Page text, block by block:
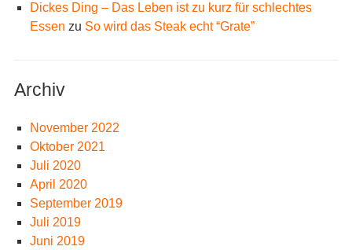
Dickes Ding – Das Leben ist zu kurz für schlechtes
Essen zu So wird das Steak echt “Grate”
Archiv
November 2022
Oktober 2021
Juli 2020
April 2020
September 2019
Juli 2019
Juni 2019